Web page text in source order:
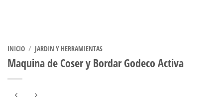
INICIO / JARDIN Y HERRAMIENTAS
Maquina de Coser y Bordar Godeco Activa